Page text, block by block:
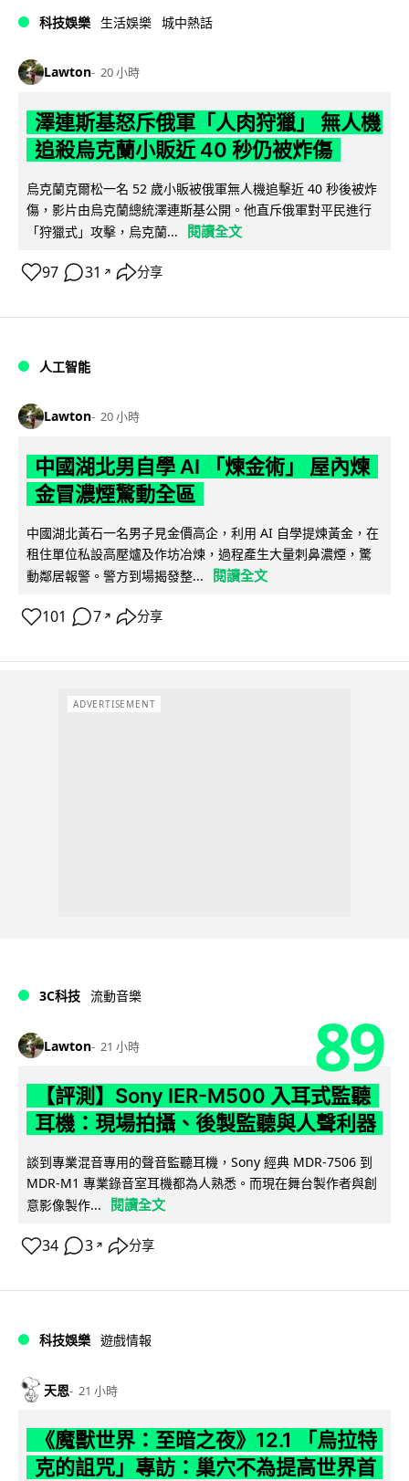
科技娛樂 生活娛樂 城中熱話
Lawton 20 小時
澤連斯基怒斥俄軍「人肉狩獵」 無人機
追殺烏克蘭小販近 40 秒仍被炸傷
烏克蘭克爾松一名 52 歲小販被俄軍無人機追擊近 40 秒後被炸
傷，影片由烏克蘭總統澤連斯基公開。他直斥俄軍對平民進行
「狩獵式」攻擊，烏克蘭...
閱讀全文
97 31 ↗ 分享
人工智能
Lawton 20 小時
中國湖北男自學 AI 「煉金術」 屋內煉
金冒濃煙驚動全區
中國湖北黃石一名男子見金價高企，利用 AI 自學提煉黃金，在
租住單位私設高壓爐及作坊冶煉，過程產生大量刺鼻濃煙，驚
動鄰居報警。警方到場揭發整...
閱讀全文
101 7 ↗ 分享
ADVERTISEMENT
3C科技 流動音樂
Lawton 21 小時 89
【評測】Sony IER-M500 入耳式監聽
耳機：現場拍攝、後製監聽與人聲利器
談到專業混音專用的聲音監聽耳機，Sony 經典 MDR-7506 到
MDR-M1 專業錄音室耳機都為人熟悉。而現在舞台製作者與創
意影像製作...
閱讀全文
34 3 ↗ 分享
科技娛樂 遊戲情報
天恩 21 小時
《魔獸世界：至暗之夜》12.1 「烏拉特
克的詛咒」專訪：巢穴不為提高世界首